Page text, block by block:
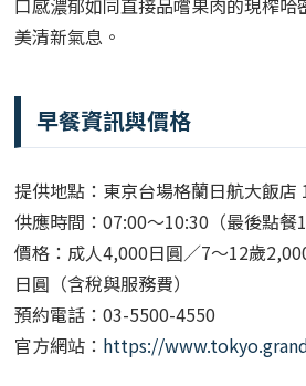
口感濃郁如同直接品嚐果肉的現榨
美清新氣息。
早餐資訊與價格
提供地點：東京台場格蘭日航大飯店
供應時間：07:00～10:30（最後點餐
價格：成人4,000日圓／7～12歲
日圓（含稅與服務費）
預約電話：03-5500-4550
官方網站： https://